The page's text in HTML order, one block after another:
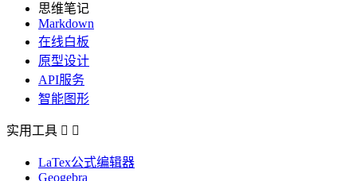
思维笔记
Markdown
在线白板
原型设计
API服务
智能图形
实用工具  
LaTex公式编辑器
Geogebra